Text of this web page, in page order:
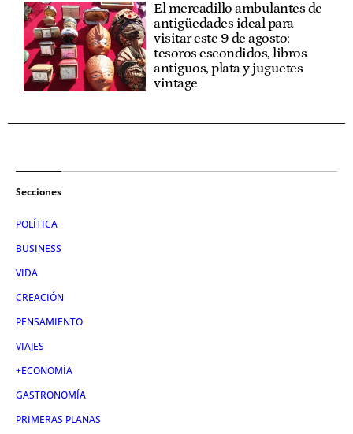
El mercadillo ambulantes de
antigüedades ideal para
visitar este 9 de agosto:
tesoros escondidos, libros
antiguos, plata y juguetes
vintage
Secciones
POLÍTICA
BUSINESS
VIDA
CREACIÓN
PENSAMIENTO
VIAJES
+ECONOMÍA
GASTRONOMÍA
PRIMERAS PLANAS